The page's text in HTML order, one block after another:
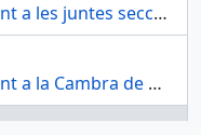
les juntes seccionals
de Comerç de Reus